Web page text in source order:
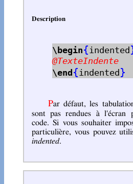
Description
\begin{ indented
@TexteIndente
\end{ indented}
Par défaut, les tabulations dans le texte ne
sont pas rendues à l'écran
code. Si vous souhaiter
particulière, vous pouvez
indented.